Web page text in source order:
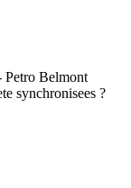
Petro Belmont
synchronisees ?